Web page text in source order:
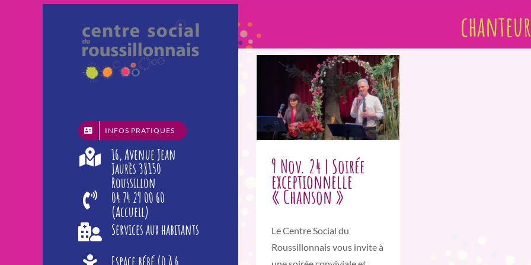
INFOS PRATIQUES
16, Avenue Jean
Jaurès 38150
Roussillon
04 74 29 00 60
(Accueil)
Services aux habitants
chanteur
9 Nov. 24 | Soirée
exceptionnelle
« Chanson »
Le Centre Social du
Roussillonnais vous invite à